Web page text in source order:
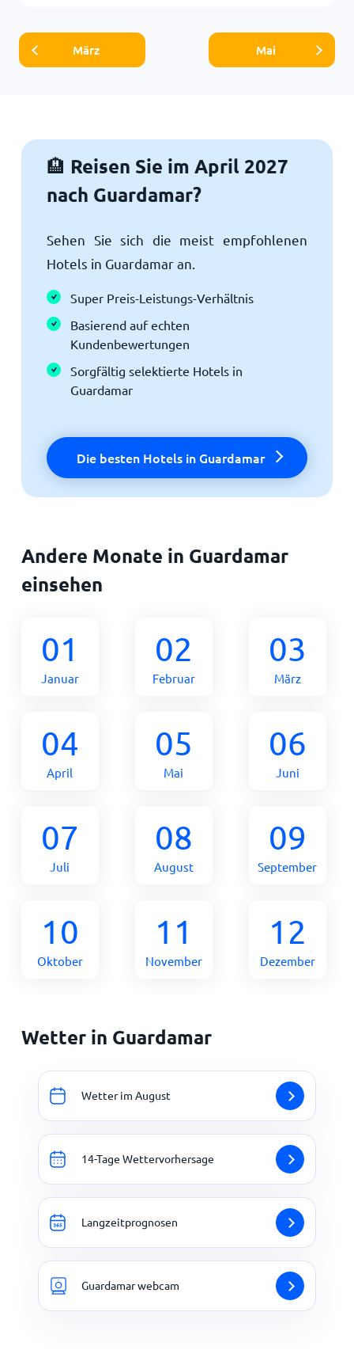
März Mai
🏨 Reisen Sie im April 2027
nach Guardamar?
Sehen Sie sich die meist empfohlenen
Hotels in Guardamar an.
Super Preis-Leistungs-Verhältnis
Basierend auf echten
Kundenbewertungen
Sorgfältig selektierte Hotels in
Guardamar
Die besten Hotels in Guardamar
Andere Monate in Guardamar
einsehen
01
Januar
02
Februar
03
März
04
April
05
Mai
06
Juni
07
Juli
08
August
09
September
10
Oktober
11
November
12
Dezember
Wetter in Guardamar
Wetter im August
14-Tage Wettervorhersage
Langzeitprognosen
Guardamar webcam